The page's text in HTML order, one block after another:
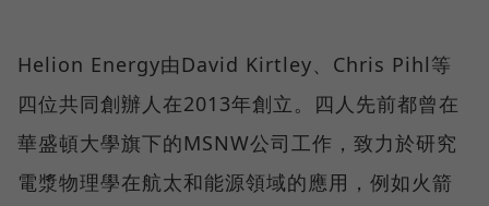
Helion Energy由David Kirtley、Chris Pihl等
四位共同創辦人在2013年創立。四人先前都曾在
華盛頓大學旗下的MSNW公司工作，致力於研究
電漿物理學在航太和能源領域的應用，例如火箭